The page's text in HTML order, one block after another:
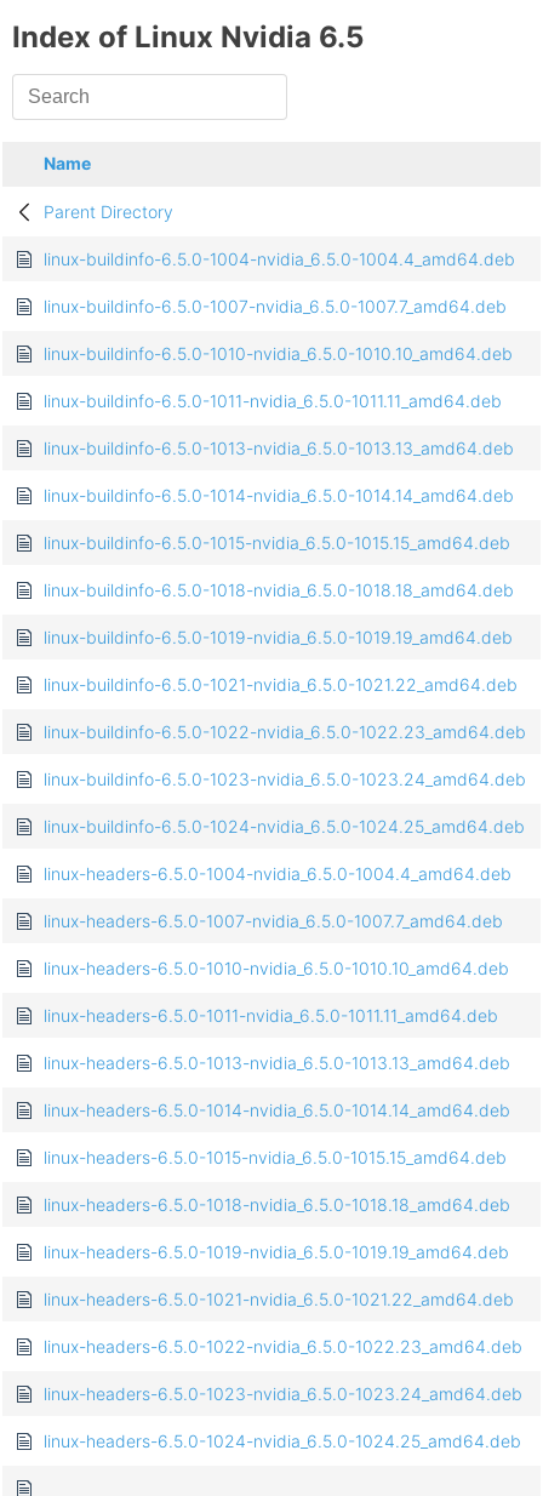
Index of Linux Nvidia 6.5
Name
Parent Directory
linux-buildinfo-6.5.0-1004-nvidia_6.5.0-1004.4_amd64.deb
linux-buildinfo-6.5.0-1007-nvidia_6.5.0-1007.7_amd64.deb
linux-buildinfo-6.5.0-1010-nvidia_6.5.0-1010.10_amd64.deb
linux-buildinfo-6.5.0-1011-nvidia_6.5.0-1011.11_amd64.deb
linux-buildinfo-6.5.0-1013-nvidia_6.5.0-1013.13_amd64.deb
linux-buildinfo-6.5.0-1014-nvidia_6.5.0-1014.14_amd64.deb
linux-buildinfo-6.5.0-1015-nvidia_6.5.0-1015.15_amd64.deb
linux-buildinfo-6.5.0-1018-nvidia_6.5.0-1018.18_amd64.deb
linux-buildinfo-6.5.0-1019-nvidia_6.5.0-1019.19_amd64.deb
linux-buildinfo-6.5.0-1021-nvidia_6.5.0-1021.22_amd64.deb
linux-buildinfo-6.5.0-1022-nvidia_6.5.0-1022.23_amd64.deb
linux-buildinfo-6.5.0-1023-nvidia_6.5.0-1023.24_amd64.deb
linux-buildinfo-6.5.0-1024-nvidia_6.5.0-1024.25_amd64.deb
linux-headers-6.5.0-1004-nvidia_6.5.0-1004.4_amd64.deb
linux-headers-6.5.0-1007-nvidia_6.5.0-1007.7_amd64.deb
linux-headers-6.5.0-1010-nvidia_6.5.0-1010.10_amd64.deb
linux-headers-6.5.0-1011-nvidia_6.5.0-1011.11_amd64.deb
linux-headers-6.5.0-1013-nvidia_6.5.0-1013.13_amd64.deb
linux-headers-6.5.0-1014-nvidia_6.5.0-1014.14_amd64.deb
linux-headers-6.5.0-1015-nvidia_6.5.0-1015.15_amd64.deb
linux-headers-6.5.0-1018-nvidia_6.5.0-1018.18_amd64.deb
linux-headers-6.5.0-1019-nvidia_6.5.0-1019.19_amd64.deb
linux-headers-6.5.0-1021-nvidia_6.5.0-1021.22_amd64.deb
linux-headers-6.5.0-1022-nvidia_6.5.0-1022.23_amd64.deb
linux-headers-6.5.0-1023-nvidia_6.5.0-1023.24_amd64.deb
linux-headers-6.5.0-1024-nvidia_6.5.0-1024.25_amd64.deb